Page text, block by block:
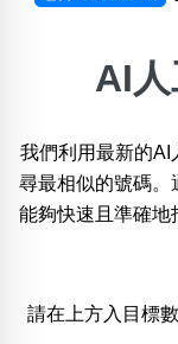
位置:
一 二 三 四
AI
我們利用最新的AI
尋最相似的號碼。
能夠快速且準確地
請在上方入目標